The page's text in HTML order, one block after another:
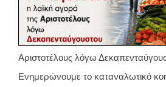
Αριστοτέλους λόγω
Ενημερώνουμε το καταναλωτικό